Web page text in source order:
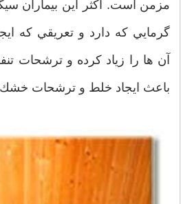
مزمن است. اكثر اين بيماران
گرمايي كه دارد و تعريقي که
آن ها را زياد كرده و ترشحات
باعث ايجاد خلط و ترشحات